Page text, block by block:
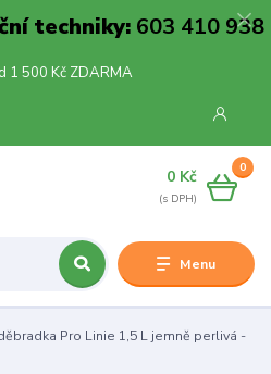
techniky:603 410 938
1 500 Kč ZDARMA
Menu
0
0 Kč
Pro Linie 1,5 L jemně perlivá -